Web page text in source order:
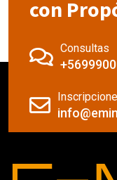
con
Consultas